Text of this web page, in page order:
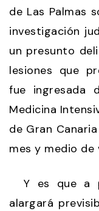
de Las Palmas
investigación
un presunto
lesiones que
fue ingresada
Medicina
de Gran
mes y medio de
Y es que a
alargará